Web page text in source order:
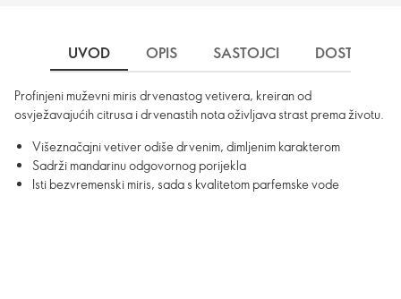
UVOD OPIS SASTOJCI DOSTAVA
Profinjeni muževni miris drvenastog vetivera, kreiran od
osvježavajućih citrusa i drvenastih nota oživljava strast prema životu.
Višeznačajni vetiver odiše drvenim, dimljenim karakterom
Sadrži mandarinu odgovornog porijekla
Isti bezvremenski miris, sada s kvalitetom parfemske vode